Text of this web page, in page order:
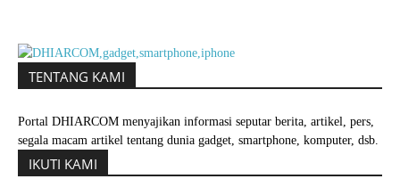
TENTANG KAMI
Portal DHIARCOM menyajikan informasi seputar berita, artikel, pers,
segala macam artikel tentang dunia gadget, smartphone, komputer, dsb.
IKUTI KAMI